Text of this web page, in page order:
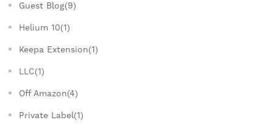
Guest Blog(9)
Helium 10(1)
Keepa Extension(1)
LLC(1)
Off Amazon(4)
Private Label(1)